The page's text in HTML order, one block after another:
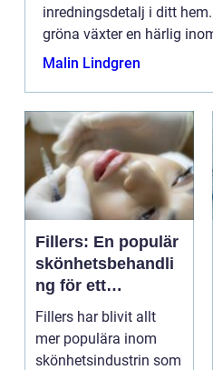
inredningsdetalj i ditt
gröna växter en härlig
k&au...
Malin Lindgren
Fillers: En populär
skönhetsbehandli
ng för ett
ungdomligt
utseende
Fillers har blivit allt
mer populära inom
skönhetsindustrin som